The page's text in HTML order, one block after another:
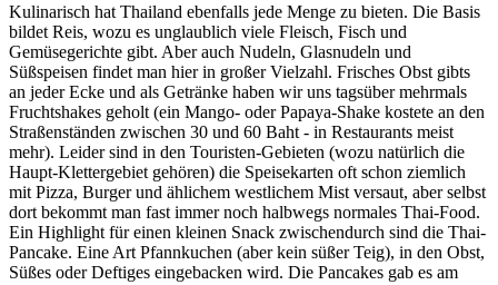
Kulinarisch hat Thailand ebenfalls jede Menge zu bieten. Die Basis
bildet Reis, wozu es unglaublich viele Fleisch, Fisch und
Gemüsegerichte gibt. Aber auch Nudeln, Glasnudeln und
Süßspeisen findet man hier in großer Vielzahl. Frisches Obst gibts
an jeder Ecke und als Getränke haben wir uns tagsüber mehrmals
Fruchtshakes geholt (ein Mango- oder Papaya-Shake kostete an den
Straßenständen zwischen 30 und 60 Baht - in Restaurants meist
mehr). Leider sind in den Touristen-Gebieten (wozu natürlich die
Haupt-Klettergebiet gehören) die Speisekarten oft schon ziemlich
mit Pizza, Burger und ählichem westlichem Mist versaut, aber selbst
dort bekommt man fast immer noch halbwegs normales Thai-Food.
Ein Highlight für einen kleinen Snack zwischendurch sind die Thai-
Pancake. Eine Art Pfannkuchen (aber kein süßer Teig), in den Obst,
Süßes oder Deftiges eingebacken wird. Die Pancakes gab es am